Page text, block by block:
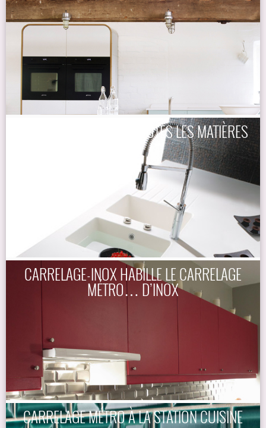
PLAN DE TRAVAIL : DE TOUTES LES MATIÈRES
CARRELAGE-INOX HABILLE LE CARRELAGE
MÉTRO… D’INOX
CARRELAGE MÉTRO À LA STATION CUISINE